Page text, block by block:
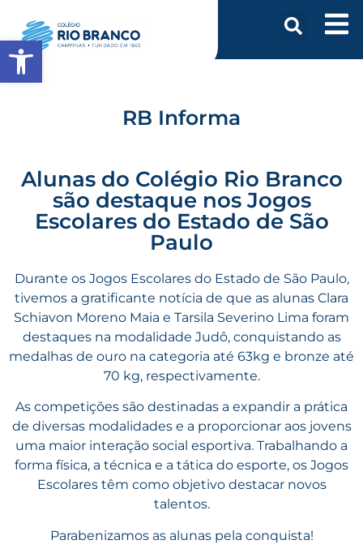
RB Informa
Alunas do Colégio Rio Branco
são destaque nos Jogos
Escolares do Estado de São
Paulo
Durante os Jogos Escolares do Estado de São Paulo,
tivemos a gratificante notícia de que as alunas Clara
Schiavon Moreno Maia e Tarsila Severino Lima foram
destaques na modalidade Judô, conquistando as
medalhas de ouro na categoria até 63kg e bronze até
70 kg, respectivamente.
As competições são destinadas a expandir a prática
de diversas modalidades e a proporcionar aos jovens
uma maior interação social esportiva. Trabalhando a
forma física, a técnica e a tática do esporte, os Jogos
Escolares têm como objetivo destacar novos
talentos.
Parabenizamos as alunas pela conquista!
Abrir a barra de ferramentas